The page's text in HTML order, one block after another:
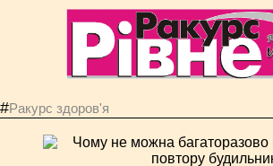
#Ракурс здоров'я